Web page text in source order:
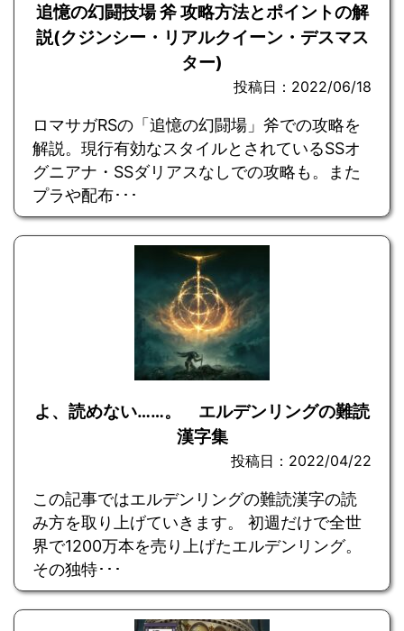
追憶の幻闘技場 斧 攻略方法とポイントの解
説(クジンシー・リアルクイーン・デスマス
ター)
投稿日：2022/06/18
ロマサガRSの「追憶の幻闘場」斧での攻略を
解説。現行有効なスタイルとされているSSオ
グニアナ・SSダリアスなしでの攻略も。また
プラや配布･･･
よ、読めない……。 エルデンリングの難読
漢字集
投稿日：2022/04/22
この記事ではエルデンリングの難読漢字の読
み方を取り上げていきます。 初週だけで全世
界で1200万本を売り上げたエルデンリング。
その独特･･･